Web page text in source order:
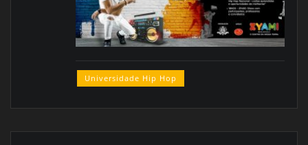
Universidade Hip Hop